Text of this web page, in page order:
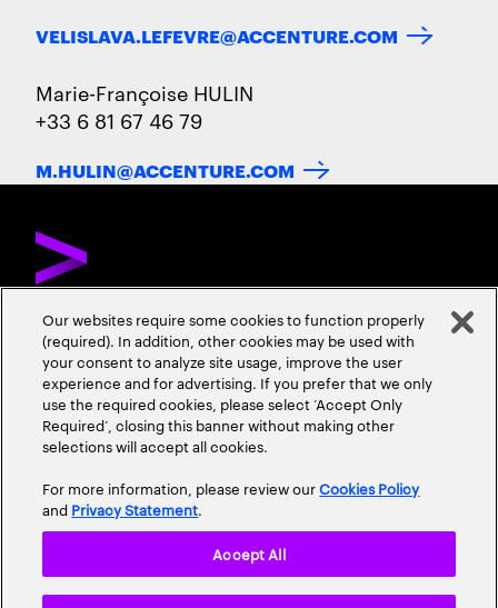
VELISLAVA.LEFEVRE@ACCENTURE.COM
Marie-Françoise HULIN
+33 6 81 67 46 79
M.HULIN@ACCENTURE.COM
DÉCOUVREZ ACCENTURENOUS CONTACTERCARRIÈRES
ADRESSES
Conditions d'Utilisation
Our websites require some cookies to function properly
(required). In addition, other cookies may be used with
your consent to analyze site usage, improve the user
experience and for advertising. If you prefer that we only
use the required cookies, please select ‘Accept Only
Required’, closing this banner without making other
selections will accept all cookies.
For more information, please review ourCookies Policy
and Privacy Statement.
Accept All